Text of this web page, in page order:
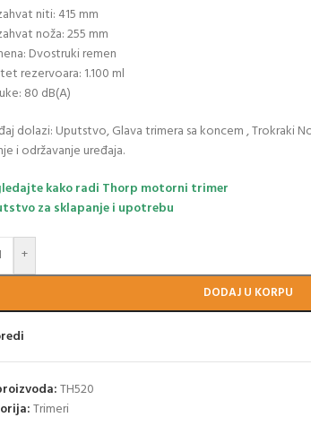
niti: 415 mm
noža: 255 mm
Dvostruki remen
rezervoara: 1.100 ml
80 dB(A)
dolazi: Uputstvo, Glava trimera sa koncem , Trokraki
i održavanje uređaja.
kako radi Thorp motorni trimer
za sklapanje i upotrebu
+
DODAJ U KORPU
TH520
Trimeri